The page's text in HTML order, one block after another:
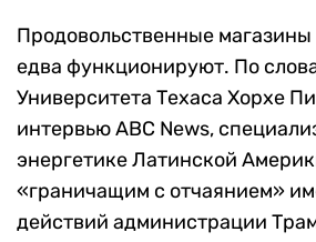
Продовольственные
едва функционируют. По
Университета Техаса Хорхе
интервью ABC News,
энергетике Латинской
«граничащим с отчаянием»
действий администрации